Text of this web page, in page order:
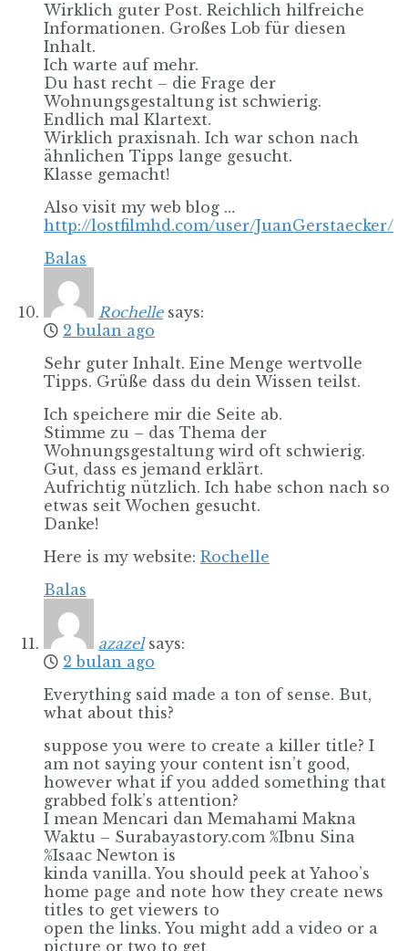
Wirklich guter Post. Reichlich hilfreiche
Informationen. Großes Lob für diesen
Inhalt.
Ich warte auf mehr.
Du hast recht – die Frage der
Wohnungsgestaltung ist schwierig.
Endlich mal Klartext.
Wirklich praxisnah. Ich war schon nach
ähnlichen Tipps lange gesucht.
Klasse gemacht!
Also visit my web blog …
http://lostfilmhd.com/user/JuanGerstaecker/
Balas
Rochelle says:
2 bulan ago
Sehr guter Inhalt. Eine Menge wertvolle
Tipps. Grüße dass du dein Wissen teilst.
Ich speichere mir die Seite ab.
Stimme zu – das Thema der
Wohnungsgestaltung wird oft schwierig.
Gut, dass es jemand erklärt.
Aufrichtig nützlich. Ich habe schon nach so
etwas seit Wochen gesucht.
Danke!
Here is my website: Rochelle
Balas
azazel says:
2 bulan ago
Everything said made a ton of sense. But,
what about this?
suppose you were to create a killer title? I
am not saying your content isn’t good,
however what if you added something that
grabbed folk’s attention?
I mean Mencari dan Memahami Makna
Waktu – Surabayastory.com %Ibnu Sina
%Isaac Newton is
kinda vanilla. You should peek at Yahoo’s
home page and note how they create news
titles to get viewers to
open the links. You might add a video or a
picture or two to get